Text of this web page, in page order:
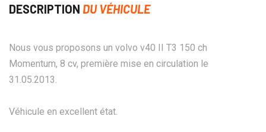
DESCRIPTION DU VÉHICULE
Nous vous proposons un volvo v40 II T3 150 ch
Momentum, 8 cv, première mise en circulation le
31.05.2013.
Véhicule en excellent état.